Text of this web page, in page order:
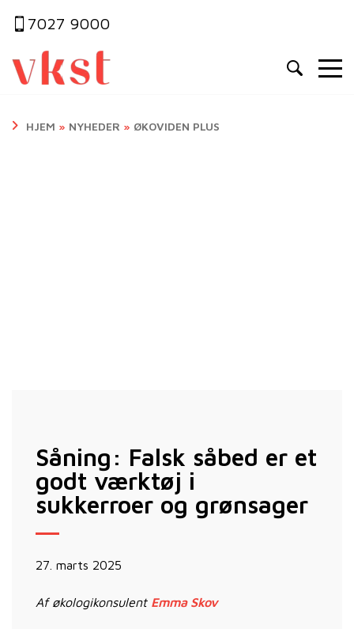
7027 9000
HJEM » NYHEDER » ØKOVIDEN PLUS
Såning: Falsk såbed er et
godt værktøj i
sukkerroer og grønsager
27. marts 2025
Af økologikonsulent Emma Skov